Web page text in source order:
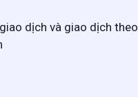
dịch và giao dịch